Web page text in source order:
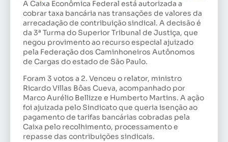
A Caixa Econômica Federal está autorizada a
cobrar taxa bancária nas transações de valores da
arrecadação de contribuição sindical. A decisão é
da 3ª Turma do Superior Tribunal de Justiça, que
negou provimento ao recurso especial ajuizado
pela Federação dos Caminhoneiros Autônomos
de Cargas do estado de São Paulo.
Foram 3 votos a 2. Venceu o relator, ministro
Ricardo Villas Bôas Cueva, acompanhado por
Marco Aurélio Bellizze e Humberto Martins. A ação
foi ajuizada pelo Sindicato que queria isenção ao
pagamento de tarifas bancárias cobradas pela
Caixa pelo recolhimento, processamento e
repasse das contribuições sindicais.